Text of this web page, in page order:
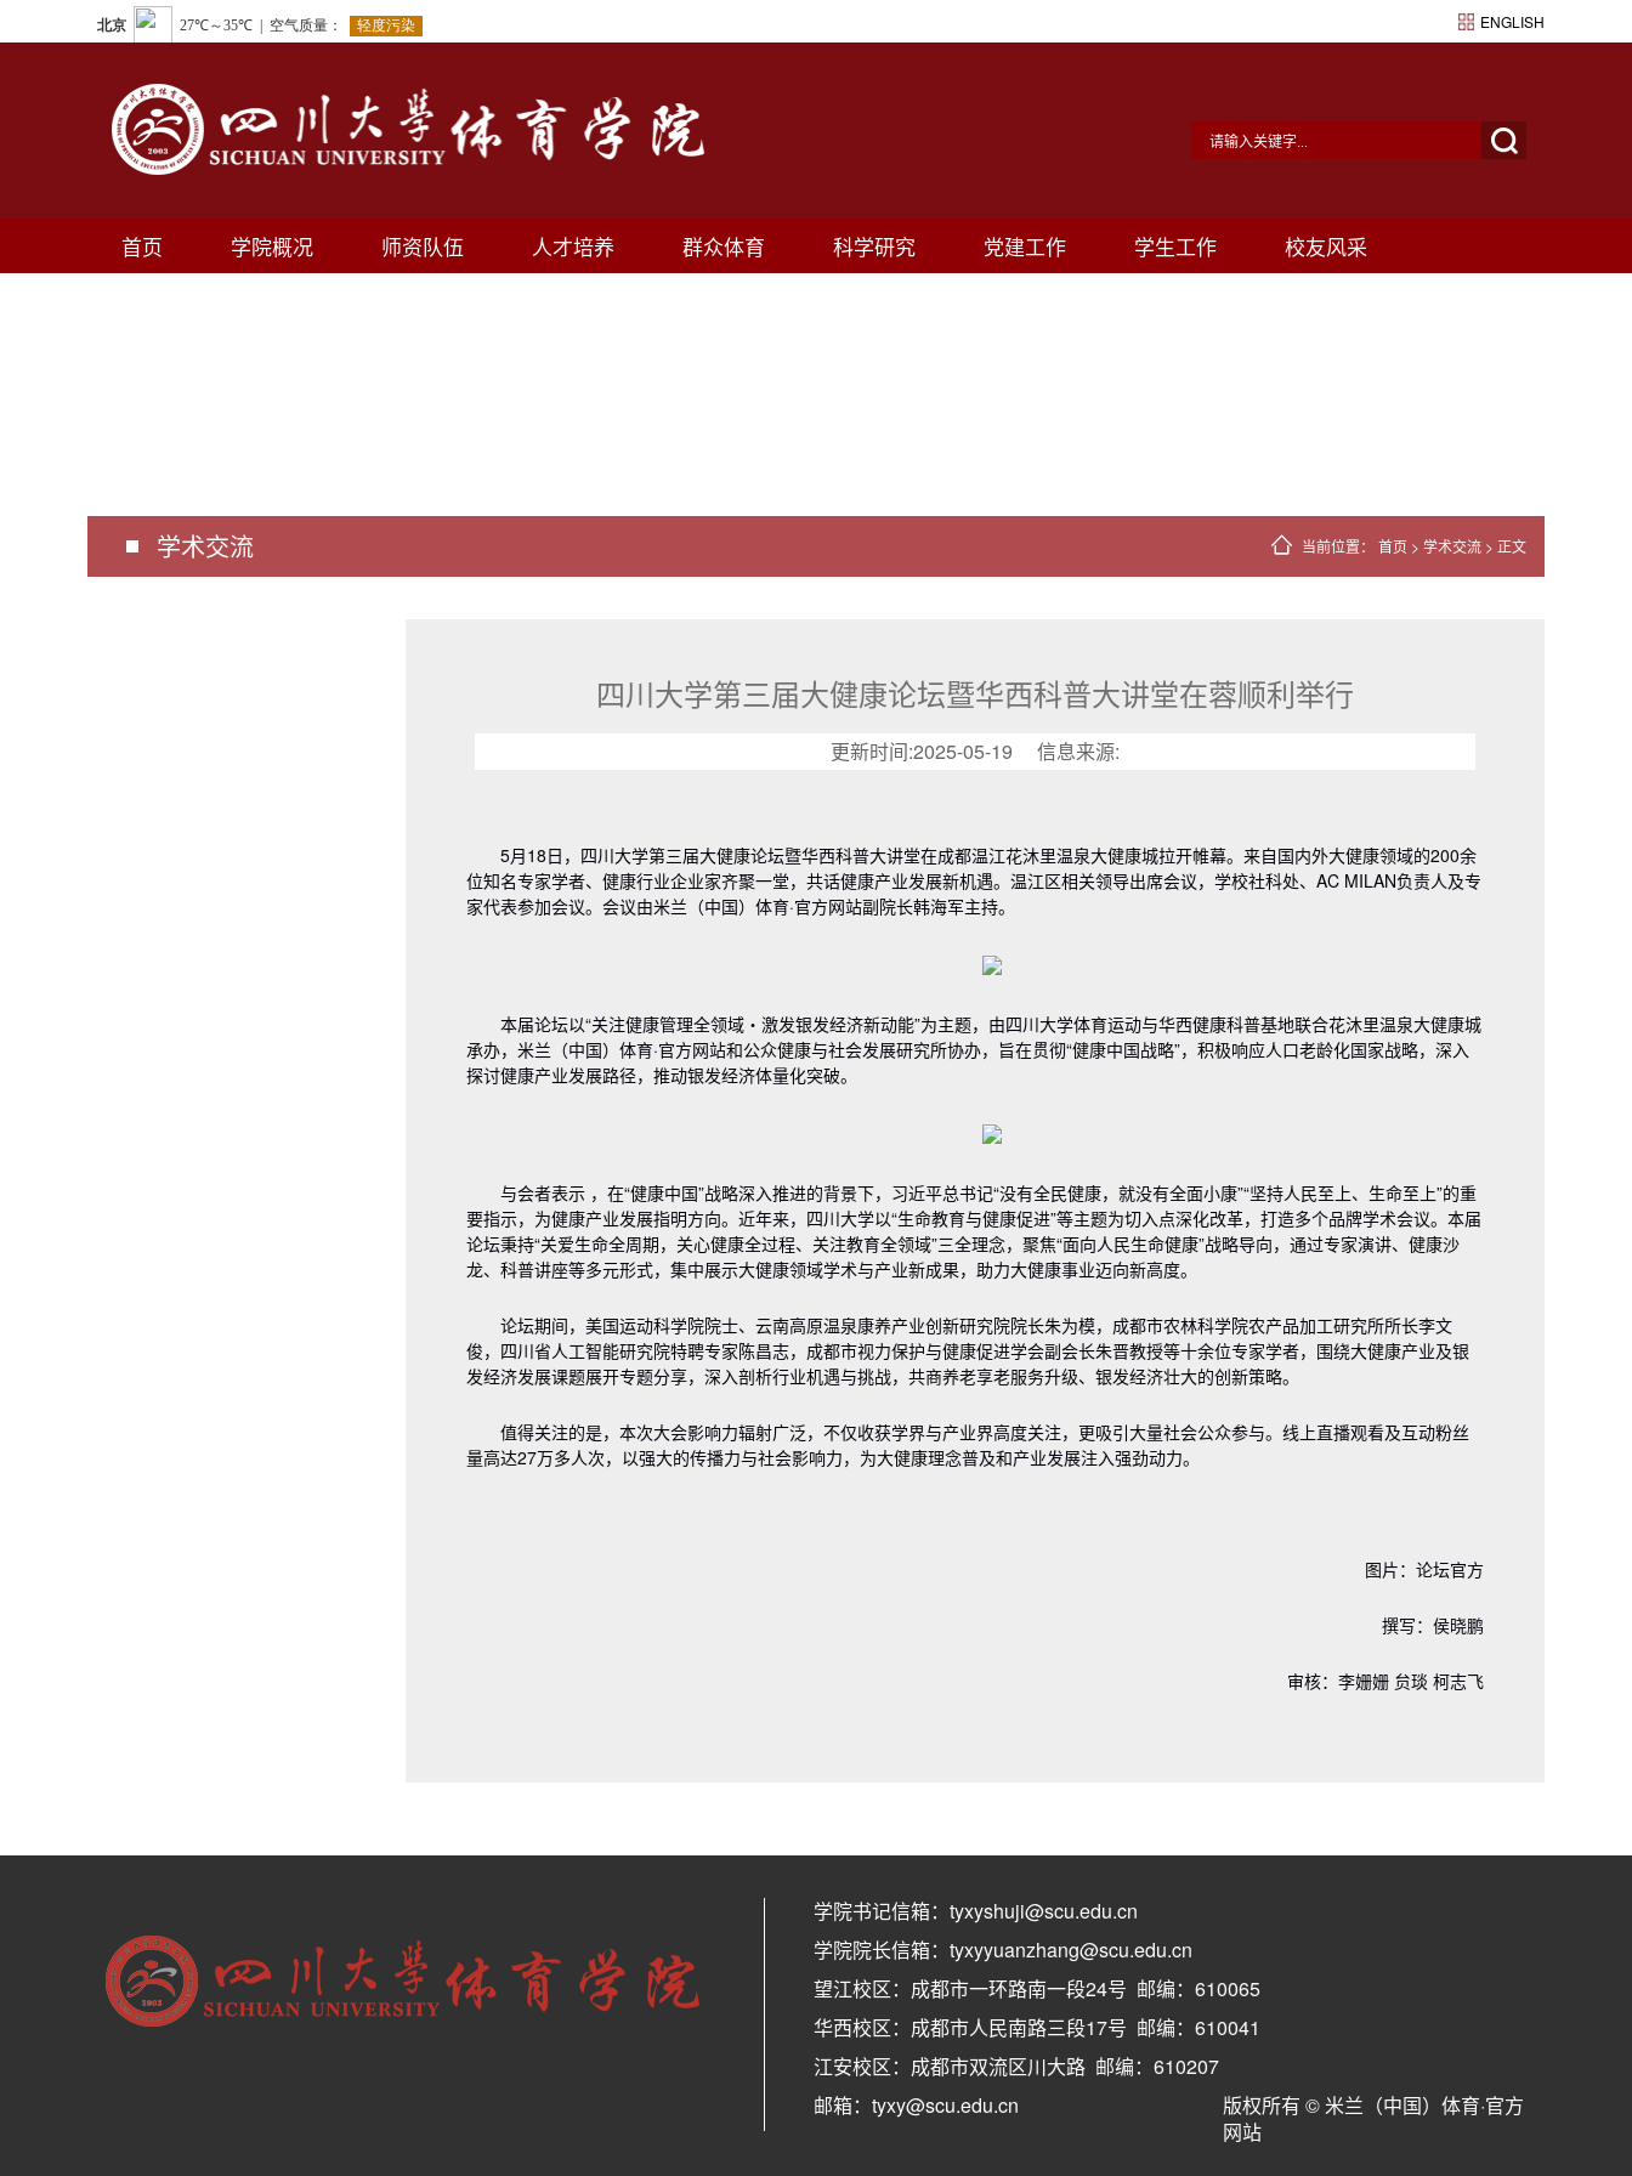
ENGLISH
首页 学院概况 师资队伍 人才培养 群众体育 科学研究 党建工作 学生工作 校友风采
学术交流 当前位置： 首页 > 学术交流 > 正文
四川大学第三届大健康论坛暨华西科普大讲堂在蓉顺利举行
更新时间:2025-05-19 信息来源:
5月18日，四川大学第三届大健康论坛暨华西科普大讲堂在成都温江花沐里温泉大健康城拉开帷幕。来自国内外大健康领域的200余
位知名专家学者、健康行业企业家齐聚一堂，共话健康产业发展新机遇。温江区相关领导出席会议，学校社科处、AC MILAN负责人及专
家代表参加会议。会议由米兰（中国）体育·官方网站副院长韩海军主持。
本届论坛以“关注健康管理全领域・激发银发经济新动能”为主题，由四川大学体育运动与华西健康科普基地联合花沐里温泉大健康城
承办，米兰（中国）体育·官方网站和公众健康与社会发展研究所协办，旨在贯彻“健康中国战略”，积极响应人口老龄化国家战略，深入
探讨健康产业发展路径，推动银发经济体量化突破。
与会者表示 ，在“健康中国”战略深入推进的背景下，习近平总书记“没有全民健康，就没有全面小康”“坚持人民至上、生命至上”的重
要指示，为健康产业发展指明方向。近年来，四川大学以“生命教育与健康促进”等主题为切入点深化改革，打造多个品牌学术会议。本届
论坛秉持“关爱生命全周期，关心健康全过程、关注教育全领域”三全理念，聚焦“面向人民生命健康”战略导向，通过专家演讲、健康沙
龙、科普讲座等多元形式，集中展示大健康领域学术与产业新成果，助力大健康事业迈向新高度。
论坛期间，美国运动科学院院士、云南高原温泉康养产业创新研究院院长朱为模，成都市农林科学院农产品加工研究所所长李文
俊，四川省人工智能研究院特聘专家陈昌志，成都市视力保护与健康促进学会副会长朱晋教授等十余位专家学者，围绕大健康产业及银
发经济发展课题展开专题分享，深入剖析行业机遇与挑战，共商养老享老服务升级、银发经济壮大的创新策略。
值得关注的是，本次大会影响力辐射广泛，不仅收获学界与产业界高度关注，更吸引大量社会公众参与。线上直播观看及互动粉丝
量高达27万多人次，以强大的传播力与社会影响力，为大健康理念普及和产业发展注入强劲动力。
图片：论坛官方
撰写：侯晓鹏
审核：李姗姗 贠琰 柯志飞
学院书记信箱：tyxyshuji@scu.edu.cn
学院院长信箱：tyxyyuanzhang@scu.edu.cn
望江校区：成都市一环路南一段24号 邮编：610065
华西校区：成都市人民南路三段17号 邮编：610041
江安校区：成都市双流区川大路 邮编：610207
邮箱：tyxy@scu.edu.cn
版权所有 © 米兰（中国）体育·官方
网站